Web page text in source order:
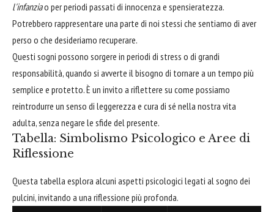
l'infanziao per periodi passati di innocenza e spensieratezza.
Potrebbero rappresentare una parte di noi stessi che sentiamo di aver
perso o che desideriamo recuperare.
Questi sogni possono sorgere in periodi di stress o di grandi
responsabilità, quando si avverte il bisogno di tornare a un tempo più
semplice e protetto. È un invito a riflettere su come possiamo
reintrodurre un senso di leggerezza e cura di sé nella nostra vita
adulta, senza negare le sfide del presente.
Tabella: Simbolismo Psicologico e Aree di
Riflessione
Questa tabella esplora alcuni aspetti psicologici legati al sogno dei
pulcini, invitando a una riflessione più profonda.